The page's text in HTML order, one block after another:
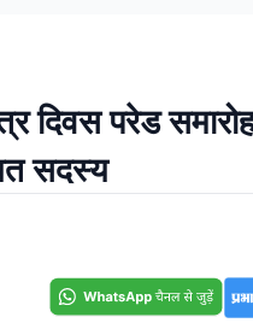
परेड
सदस्य